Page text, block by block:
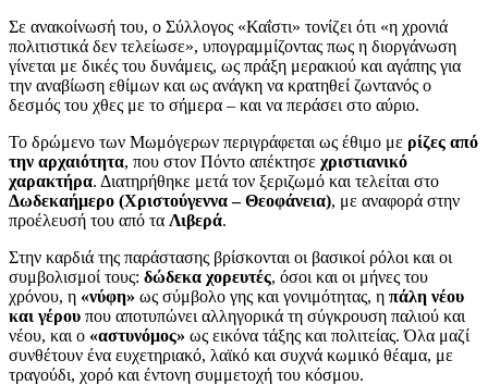
Σε ανακοίνωσή του, ο Σύλλογος «Καΐστι» τονίζει ότι «η χρονιά
πολιτιστικά δεν τελείωσε», υπογραμμίζοντας πως η διοργάνωση
γίνεται με δικές του δυνάμεις, ως πράξη μερακιού και αγάπης για
την αναβίωση εθίμων και ως ανάγκη να κρατηθεί ζωντανός ο
δεσμός του χθες με το σήμερα – και να περάσει στο αύριο.
Το δρώμενο των Μωμόγερων περιγράφεται ως έθιμο με ρίζες από
την αρχαιότητα, που στον Πόντο απέκτησε χριστιανικό
χαρακτήρα. Διατηρήθηκε μετά τον ξεριζωμό και τελείται στο
Δωδεκαήμερο (Χριστούγεννα – Θεοφάνεια), με αναφορά στην
προέλευσή του από τα Λιβερά.
Στην καρδιά της παράστασης βρίσκονται οι βασικοί ρόλοι και οι
συμβολισμοί τους: δώδεκα χορευτές, όσοι και οι μήνες του
χρόνου, η «νύφη» ως σύμβολο γης και γονιμότητας, η πάλη νέου
και γέρου που αποτυπώνει αλληγορικά τη σύγκρουση παλιού και
νέου, και ο «αστυνόμος» ως εικόνα τάξης και πολιτείας. Όλα μαζί
συνθέτουν ένα ευχετηριακό, λαϊκό και συχνά κωμικό θέαμα, με
τραγούδι, χορό και έντονη συμμετοχή του κόσμου.